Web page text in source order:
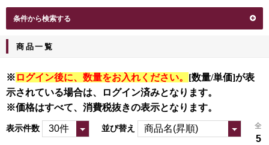
条件から検索する
商品一覧
※ ログイン後に、数量をお入れください。 [数量/単価]が表
示されている場合は、ログイン済みとなります。
※価格はすべて、消費税抜きの表示となります。
表示件数 並び替え 全
5